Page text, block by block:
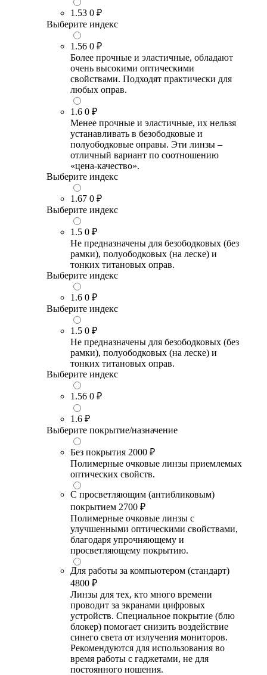
1.53 0 ₽
Выберите индекс
1.56 0 ₽
Более прочные и эластичные, обладают
очень высокими оптическими
свойствами. Подходят практически для
любых оправ.
1.6 0 ₽
Менее прочные и эластичные, их нельзя
устанавливать в безободковые и
полуободковые оправы. Эти линзы –
отличный вариант по соотношению
«цена-качество».
Выберите индекс
1.67 0 ₽
Выберите индекс
1.5 0 ₽
Не предназначены для безободковых (без
рамки), полуободковых (на леске) и
тонких титановых оправ.
Выберите индекс
1.6 0 ₽
Выберите индекс
1.5 0 ₽
Не предназначены для безободковых (без
рамки), полуободковых (на леске) и
тонких титановых оправ.
Выберите индекс
1.56 0 ₽
1.6 ₽
Выберите покрытие/назначение
Без покрытия 2000 ₽
Полимерные очковые линзы приемлемых
оптических свойств.
С просветляющим (антибликовым)
покрытием 2700 ₽
Полимерные очковые линзы с
улучшенными оптическими свойствами,
благодаря упрочняющему и
просветляющему покрытию.
Для работы за компьютером (стандарт)
4800 ₽
Линзы для тех, кто много времени
проводит за экранами цифровых
устройств. Специальное покрытие (блю
блокер) помогает снизить воздействие
синего света от излучения мониторов.
Рекомендуются для использования во
время работы с гаджетами, не для
постоянного ношения.